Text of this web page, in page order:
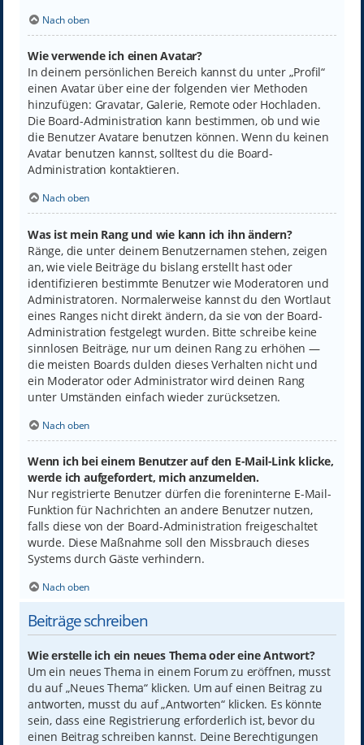
Nach oben
Wie verwende ich einen Avatar?
In deinem persönlichen Bereich kannst du unter „Profil“
einen Avatar über eine der folgenden vier Methoden
hinzufügen: Gravatar, Galerie, Remote oder Hochladen.
Die Board-Administration kann bestimmen, ob und wie
die Benutzer Avatare benutzen können. Wenn du keinen
Avatar benutzen kannst, solltest du die Board-
Administration kontaktieren.
Nach oben
Was ist mein Rang und wie kann ich ihn ändern?
Ränge, die unter deinem Benutzernamen stehen, zeigen
an, wie viele Beiträge du bislang erstellt hast oder
identifizieren bestimmte Benutzer wie Moderatoren und
Administratoren. Normalerweise kannst du den Wortlaut
eines Ranges nicht direkt ändern, da sie von der Board-
Administration festgelegt wurden. Bitte schreibe keine
sinnlosen Beiträge, nur um deinen Rang zu erhöhen —
die meisten Boards dulden dieses Verhalten nicht und
ein Moderator oder Administrator wird deinen Rang
unter Umständen einfach wieder zurücksetzen.
Nach oben
Wenn ich bei einem Benutzer auf den E-Mail-Link klicke,
werde ich aufgefordert, mich anzumelden.
Nur registrierte Benutzer dürfen die foreninterne E-Mail-
Funktion für Nachrichten an andere Benutzer nutzen,
falls diese von der Board-Administration freigeschaltet
wurde. Diese Maßnahme soll den Missbrauch dieses
Systems durch Gäste verhindern.
Nach oben
Beiträge schreiben
Wie erstelle ich ein neues Thema oder eine Antwort?
Um ein neues Thema in einem Forum zu eröffnen, musst
du auf „Neues Thema“ klicken. Um auf einen Beitrag zu
antworten, musst du auf „Antworten“ klicken. Es könnte
sein, dass eine Registrierung erforderlich ist, bevor du
einen Beitrag schreiben kannst. Deine Berechtigungen